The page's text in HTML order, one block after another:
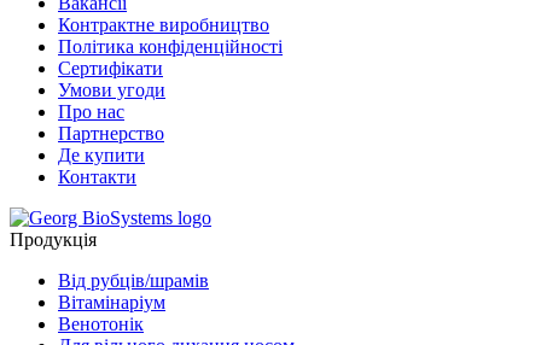
Контрактне виробництво
Політика конфіденційності
Сертифiкати
Умови угоди
Про нас
Партнерство
Де купити
Контакти
Продукція
Від рубців/шрамів
Вітамінаріум
Венотонік